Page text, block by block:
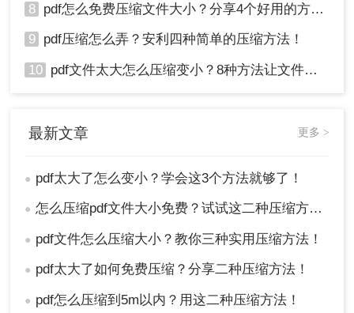
8 pdf怎么免费压缩文件大小？分享4个好用的方法，简单又快捷！
9 pdf压缩怎么弄？安利四种简单的压缩方法！
10 pdf文件太大怎么压缩变小？8种方法让文件轻松"瘦身"！
最新文章 更多 >
● pdf太大了怎么变小？学会这3个方法就够了！
● 怎么压缩pdf文件大小免费？试试这二种压缩方法！
● pdf文件怎么压缩大小？教你三种实用压缩方法！
● pdf太大了如何免费压缩？分享二种压缩方法！
● pdf怎么压缩到5m以内？用这二种压缩方法！